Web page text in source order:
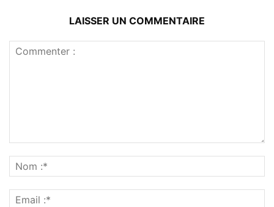
LAISSER UN COMMENTAIRE